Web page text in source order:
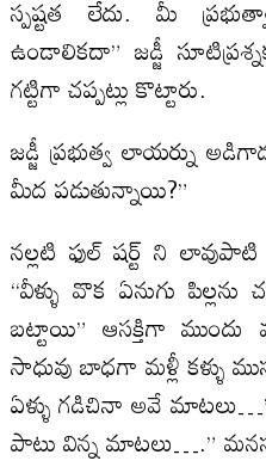
స్పష్టత లేదు. మీ
ఉండాలికదా” జడ్జీ
గట్టిగా చప్పట్లు కొట్టారు.
జడ్జీ ప్రభుత్వ లాయర్ను
మీద పడుతున్నాయి?”
నల్లటి ఫుల్ షర్ట్ ని లావుపాటి
“వీళ్ళు వొక ఏనుగు
బట్టాయి” ఆసక్తిగా ముందు
సాధువు బాధగా మళ్లీ కళ్ళు
ఏళ్ళు గడిచినా అవే
పాటు విన్న మాటలు….”